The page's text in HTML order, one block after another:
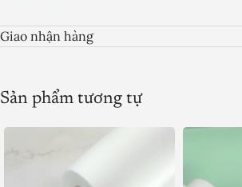
Giao nhận hàng
Sản phẩm tương tự